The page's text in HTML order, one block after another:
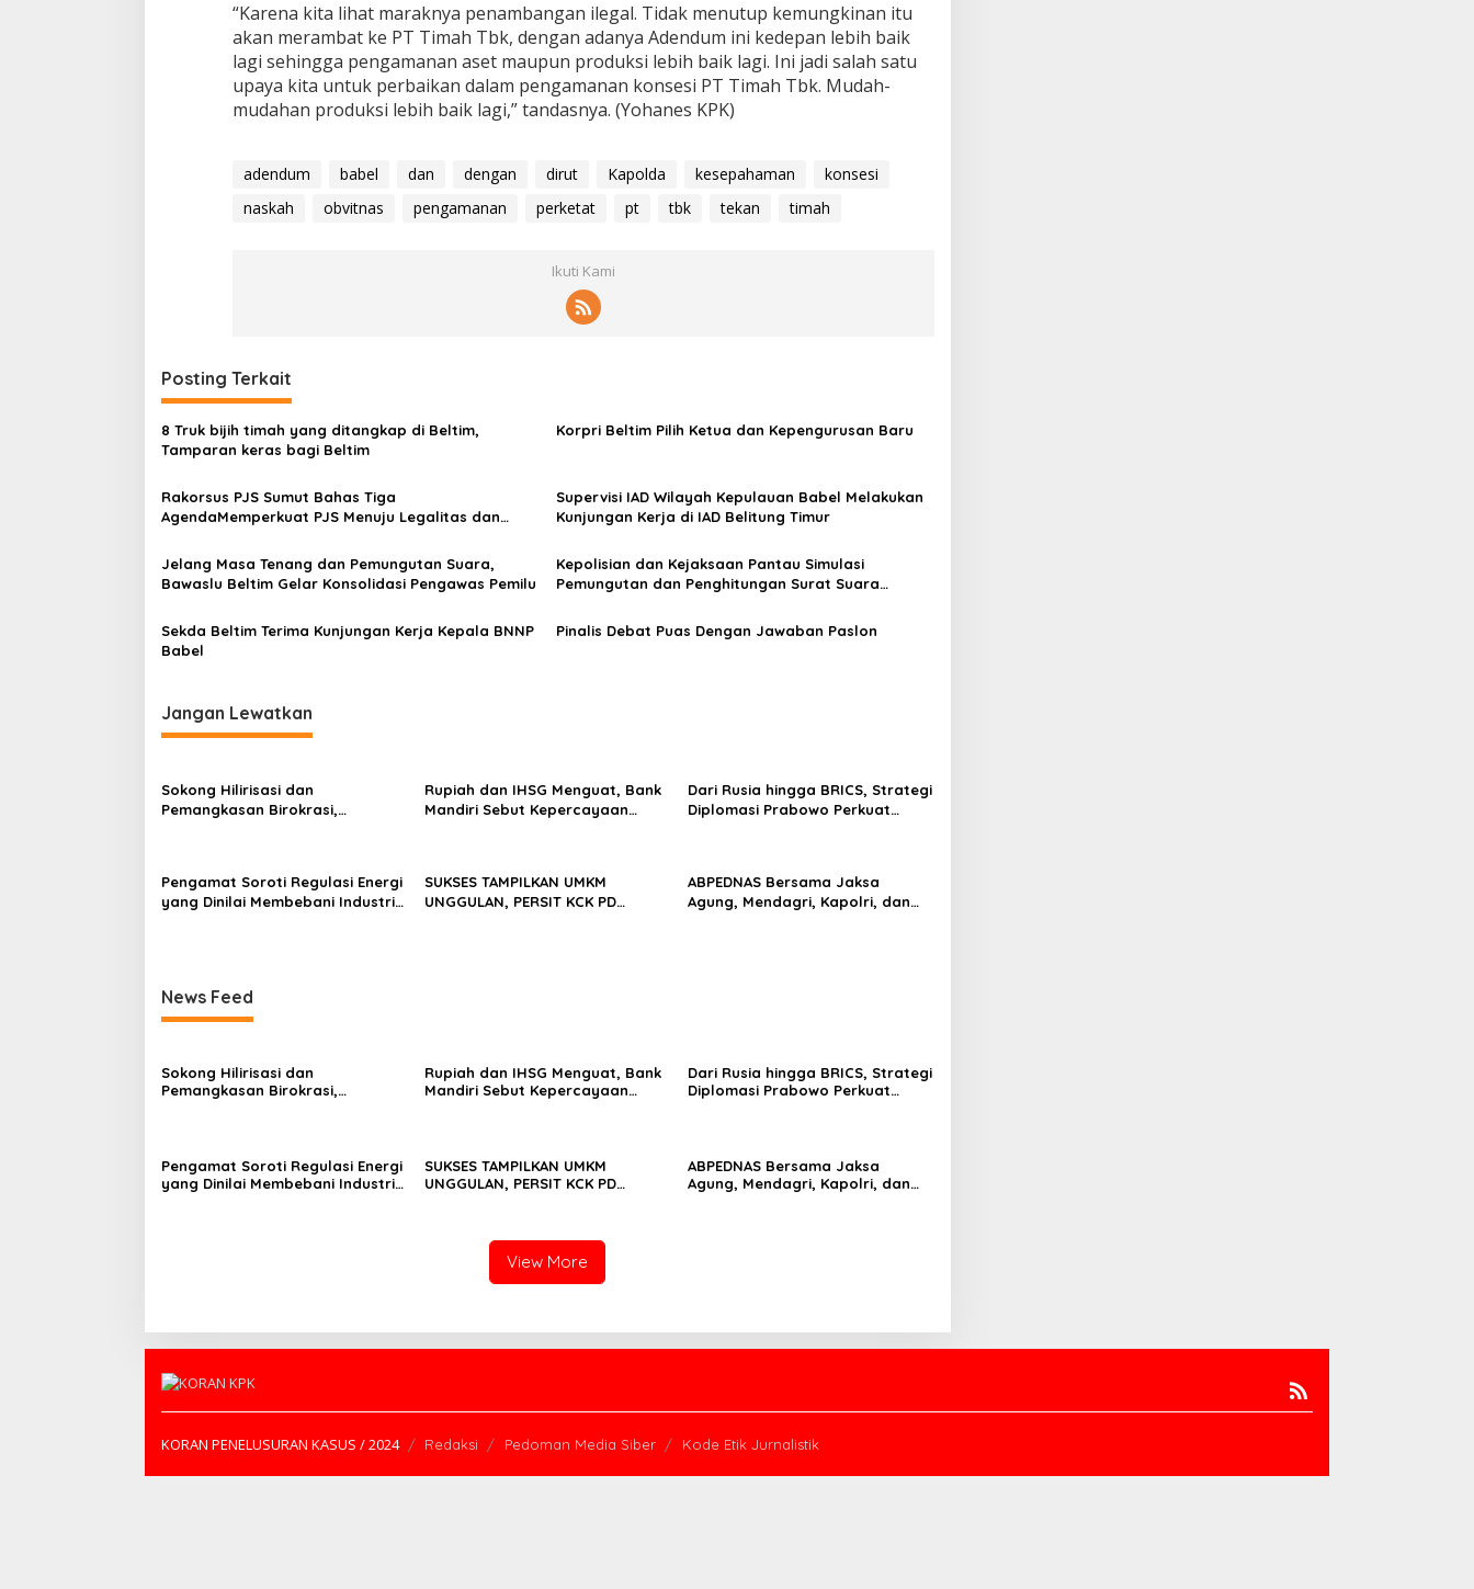
“Karena kita lihat maraknya penambangan ilegal. Tidak menutup kemungkinan itu
akan merambat ke PT Timah Tbk, dengan adanya Adendum ini kedepan lebih baik
lagi sehingga pengamanan aset maupun produksi lebih baik lagi. Ini jadi salah satu
upaya kita untuk perbaikan dalam pengamanan konsesi PT Timah Tbk. Mudah-
mudahan produksi lebih baik lagi,” tandasnya. (Yohanes KPK)
adendum babel dan dengan dirut Kapolda kesepahaman
konsesi
naskah
obvitnas pengamanan perketat pt tbk tekan timah
Ikuti Kami
Posting Terkait
8 Truk bijih timah yang ditangkap di Beltim,
Tamparan keras bagi Beltim
Korpri Beltim Pilih Ketua dan Kepengurusan Baru
Rakorsus PJS Sumut Bahas Tiga
AgendaMemperkuat PJS Menuju Legalitas dan
Supervisi IAD Wilayah Kepulauan Babel Melakukan
Kunjungan Kerja di IAD Belitung Timur
Jelang Masa Tenang dan Pemungutan Suara,
Bawaslu Beltim Gelar Konsolidasi Pengawas Pemilu
Kepolisian dan Kejaksaan Pantau Simulasi
Pemungutan dan Penghitungan Surat Suara
Sekda Beltim Terima Kunjungan Kerja Kepala BNNP
Babel
Pinalis Debat Puas Dengan Jawaban Paslon
Jangan Lewatkan
Sokong Hilirisasi dan
Pemangkasan Birokrasi,
Rupiah dan IHSG Menguat, Bank
Mandiri Sebut Kepercayaan
Dari Rusia hingga BRICS, Strategi
Diplomasi Prabowo Perkuat
Pengamat Soroti Regulasi Energi
yang Dinilai Membebani Industri
SUKSES TAMPILKAN UMKM
UNGGULAN, PERSIT KCK PD
ABPEDNAS Bersama Jaksa
Agung, Mendagri, Kapolri, dan
News Feed
Sokong Hilirisasi dan
Pemangkasan Birokrasi,
Rupiah dan IHSG Menguat, Bank
Mandiri Sebut Kepercayaan
Dari Rusia hingga BRICS, Strategi
Diplomasi Prabowo Perkuat
Pengamat Soroti Regulasi Energi
yang Dinilai Membebani Industri
SUKSES TAMPILKAN UMKM
UNGGULAN, PERSIT KCK PD
ABPEDNAS Bersama Jaksa
Agung, Mendagri, Kapolri, dan
View More
KORAN PENELUSURAN KASUS / 2024 Redaksi Pedoman Media Siber Kode Etik Jurnalistik